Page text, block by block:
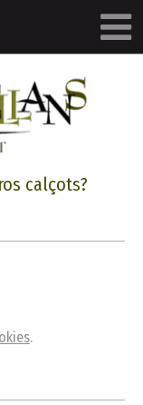
calçots?
.